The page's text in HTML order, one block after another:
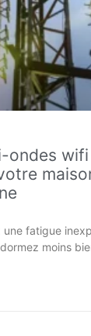
ondes
une fatigue
moins